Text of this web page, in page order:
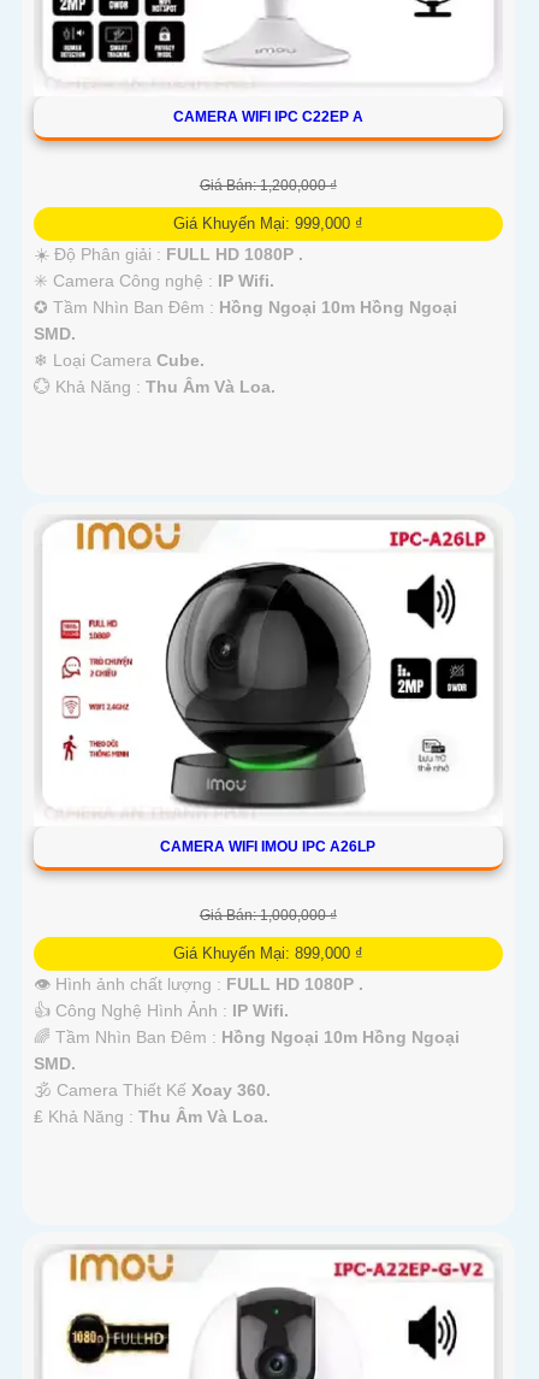
CAMERA WIFI IPC C22EP A
Giá Bán: 1,200,000 ₫
Giá Khuyến Mại: 999,000 ₫
☀️ Độ Phân giải : FULL HD 1080P .
✳️ Camera Công nghệ : IP Wifi.
✪ Tầm Nhìn Ban Đêm : Hồng Ngoại 10m Hồng Ngoại
SMD.
❄ Loại Camera Cube.
️💮 Khả Năng : Thu Âm Và Loa.
CAMERA WIFI IMOU IPC A26LP
Giá Bán: 1,000,000 ₫
Giá Khuyến Mại: 899,000 ₫
👁 Hình ảnh chất lượng : FULL HD 1080P .
👍 Công Nghệ Hình Ảnh : IP Wifi.
🌈 Tầm Nhìn Ban Đêm : Hồng Ngoại 10m Hồng Ngoại
SMD.
🕉️ Camera Thiết Kế Xoay 360.
️₤ Khả Năng : Thu Âm Và Loa.